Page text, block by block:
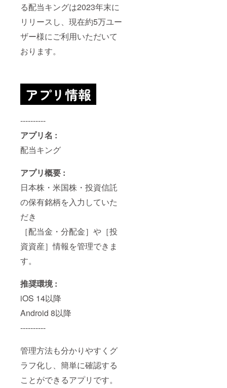
る配当キングは2023年末に
リリースし、現在約5万ユー
ザー様にご利用いただいて
おります。
----------
アプリ名 :
配当キング
アプリ概要 :
日本株・米国株・投資信託
の保有銘柄を入力していた
だき
［配当金・分配金］や［投
資資産］情報を管理できま
す。
推奨環境 :
iOS 14以降
Android 8以降
----------
管理方法も分かりやすくグ
ラフ化し、簡単に確認する
ことができるアプリです。